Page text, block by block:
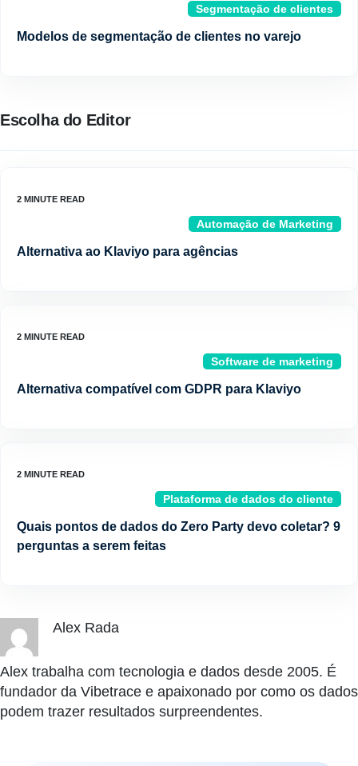
Segmentação de clientes
Modelos de segmentação de clientes no varejo
Escolha do Editor
Automação de Marketing
Alternativa ao Klaviyo para agências
Software de marketing
Alternativa compatível com GDPR para Klaviyo
Plataforma de dados do cliente
Quais pontos de dados do Zero Party devo coletar? 9
perguntas a serem feitas
Alex Rada
Alex trabalha com tecnologia e dados desde 2005. É
fundador da Vibetrace e apaixonado por como os dados
podem trazer resultados surpreendentes.